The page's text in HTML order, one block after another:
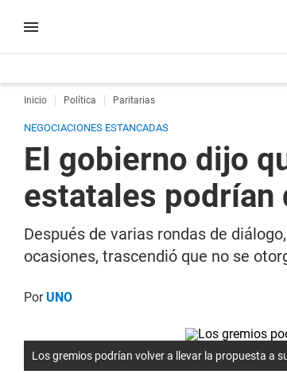
Inicio Política Paritarias
NEGOCIACIONES ESTANCADAS
El gobierno dijo
estatales podrían
Después de varias rondas de
ocasiones, trascendió que no se
PorUNO
Los gremios podrían volver a llevar la propuesta a